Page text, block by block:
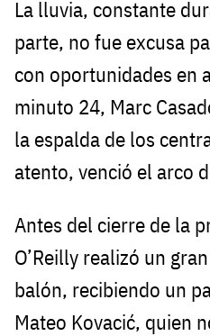
La lluvia, constante
parte, no fue excusa
con oportunidades en
minuto 24, Marc
la espalda de los
atento, venció el arco
Antes del cierre de la
O’Reilly realizó un
balón, recibiendo un
Mateo Kovacić, quien